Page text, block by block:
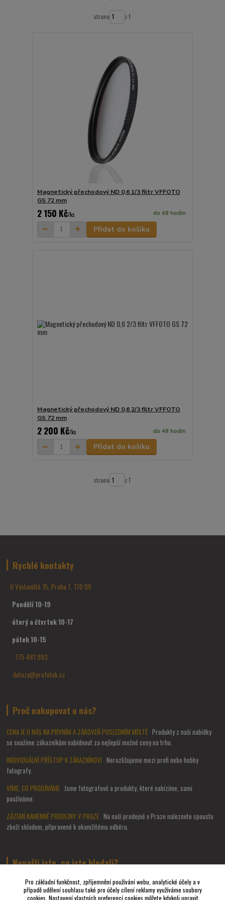
strana z 1
Magnetický přechodový ND 0,6 1/3 filtr VFFOTO
GS 72 mm
2 150 Kč/ks do 48 hodin
Přidat do košíku
Magnetický přechodový ND 0,6 2/3 filtr VFFOTO
GS 72 mm
2 200 Kč/ks do 48 hodin
Přidat do košíku
strana z 1
Rychlé kontakty
U Výstaviště 15, Praha 7, 170 00
Pondělí 10-19
úterý a čtvrtek 10-17
pátek 10-15
775 481 993
dotazy@profotak.cz
Proč nakupovat u nás?
CENA JE U NÁS NA PRVNÍM A ZÁROVEŇ POSLEDNÍM MÍSTĚ Produkty z naší nabídky
se snažíme zákazníkům nabídnout za nejlepší možné ceny na trhu.
INDIVIDUÁLNÍ PŘÍSTUP K ZÁKAZNÍKOVINerozlišujeme mezi profi nebo hobby
fotografy.
VÍME, CO PRODÁVÁMEJsme fotografové a produkty, které nabízíme, sami
používáme.
ZÁZEMÍ KAMENNÉ PRODEJNY V PRAZENa naší prodejně v Praze naleznete spoustu
zboží skladem, připravené k okamžitému odběru.
Nenašli jste, co jste hledali?
Napište nám a pokusíme se udělat vše, abychom pro Vás sehnali to
Pro základní funkčnost, zpříjemnění používání webu, analytické účely a v
případě udělení souhlasu také pro účely cílení reklamy využíváme soubory
cookies. Nastavení vlastních preferencí cookies můžete kdykoli upravit